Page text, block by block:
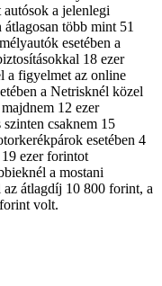
a jelenlegi
több mint 51
esetében a
18 ezer
a figyelmet az online
a Netrisknél közel
12 ezer
csaknem 15
esetében 4
ezer forintot
a mostani
átlagdíj 10 800 forint, a
volt.